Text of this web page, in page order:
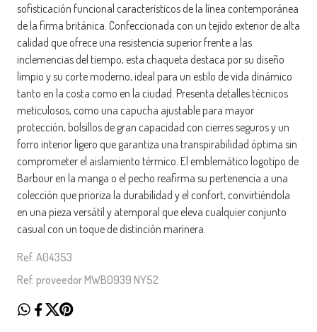
sofisticación funcional característicos de la línea contemporánea
de la firma británica. Confeccionada con un tejido exterior de alta
calidad que ofrece una resistencia superior frente a las
inclemencias del tiempo, esta chaqueta destaca por su diseño
limpio y su corte moderno, ideal para un estilo de vida dinámico
tanto en la costa como en la ciudad. Presenta detalles técnicos
meticulosos, como una capucha ajustable para mayor
protección, bolsillos de gran capacidad con cierres seguros y un
forro interior ligero que garantiza una transpirabilidad óptima sin
comprometer el aislamiento térmico. El emblemático logotipo de
Barbour en la manga o el pecho reafirma su pertenencia a una
colección que prioriza la durabilidad y el confort, convirtiéndola
en una pieza versátil y atemporal que eleva cualquier conjunto
casual con un toque de distinción marinera.
Ref. A04353
Ref. proveedor MWB0939 NY52